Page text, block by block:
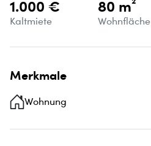
1.000 €
Kaltmiete
80 m²
Wohnfläche
Merkmale
Wohnung